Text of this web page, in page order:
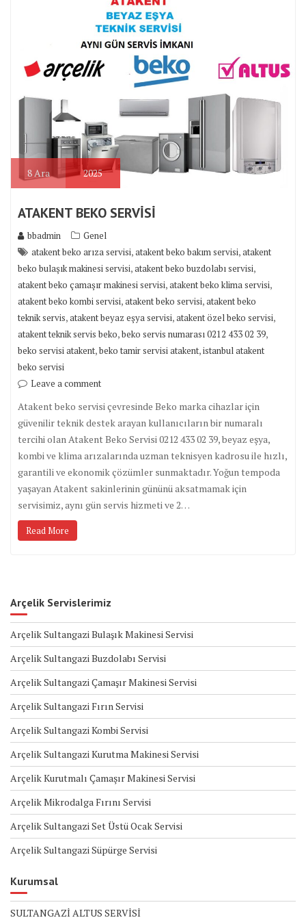
8Ara 2025
ATAKENT BEKO SERVİSİ
bbadmin
Genel
atakent beko arıza servisi,atakent beko bakım servisi,atakent
beko bulaşık makinesi servisi,atakent beko buzdolabı servisi,
atakent beko çamaşır makinesi servisi,atakent beko klima servisi,
atakent beko kombi servisi,atakent beko servisi,atakent beko
teknik servis,atakent beyaz eşya servisi,atakent özel beko servisi,
atakent teknik servis beko,beko servis numarası 0212 433 02 39,
beko servisi atakent,beko tamir servisi atakent,istanbul atakent
beko servisi
Leave a comment
Atakent beko servisi çevresinde Beko marka cihazlar için
güvenilir teknik destek arayan kullanıcıların bir numaralı
tercihi olan Atakent Beko Servisi 0212 433 02 39, beyaz eşya,
kombi ve klima arızalarında uzman teknisyen kadrosu ile hızlı,
garantili ve ekonomik çözümler sunmaktadır. Yoğun tempoda
yaşayan Atakent sakinlerinin gününü aksatmamak için
servisimiz, aynı gün servis hizmeti ve 2…
Read More
Arçelik Servislerimiz
Arçelik Sultangazi Bulaşık Makinesi Servisi
Arçelik Sultangazi Buzdolabı Servisi
Arçelik Sultangazi Çamaşır Makinesi Servisi
Arçelik Sultangazi Fırın Servisi
Arçelik Sultangazi Kombi Servisi
Arçelik Sultangazi Kurutma Makinesi Servisi
Arçelik Kurutmalı Çamaşır Makinesi Servisi
Arçelik Mikrodalga Fırını Servisi
Arçelik Sultangazi Set Üstü Ocak Servisi
Arçelik Sultangazi Süpürge Servisi
Kurumsal
SULTANGAZİ ALTUS SERVİSİ